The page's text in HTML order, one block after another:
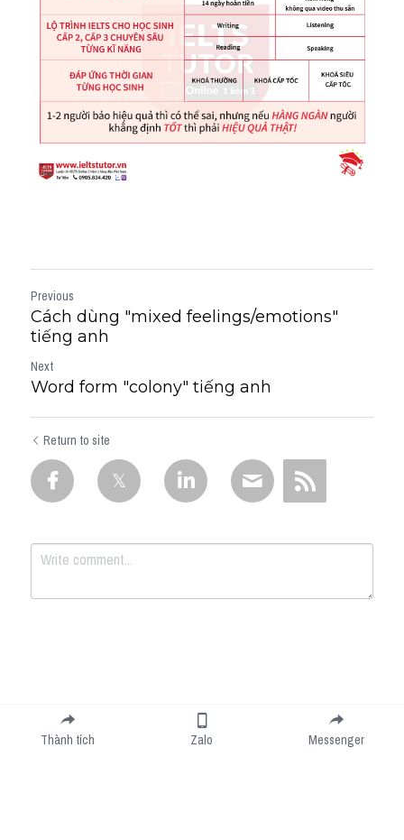
Previous
Cách dùng "mixed feelings/emotions"
tiếng anh
Next
Word form "colony" tiếng anh
Return to site
Submit
Thành tích Zalo Messenger